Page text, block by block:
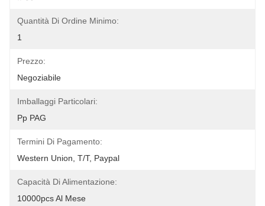
Quantità Di Ordine Minimo:
1
Prezzo:
Negoziabile
Imballaggi Particolari:
Pp PAG
Termini Di Pagamento:
Western Union, T/T, Paypal
Capacità Di Alimentazione:
10000pcs Al Mese